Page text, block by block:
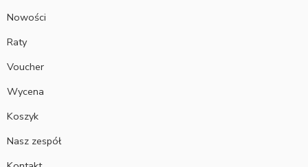
Nowości
Raty
Voucher
Wycena
Koszyk
Nasz zespół